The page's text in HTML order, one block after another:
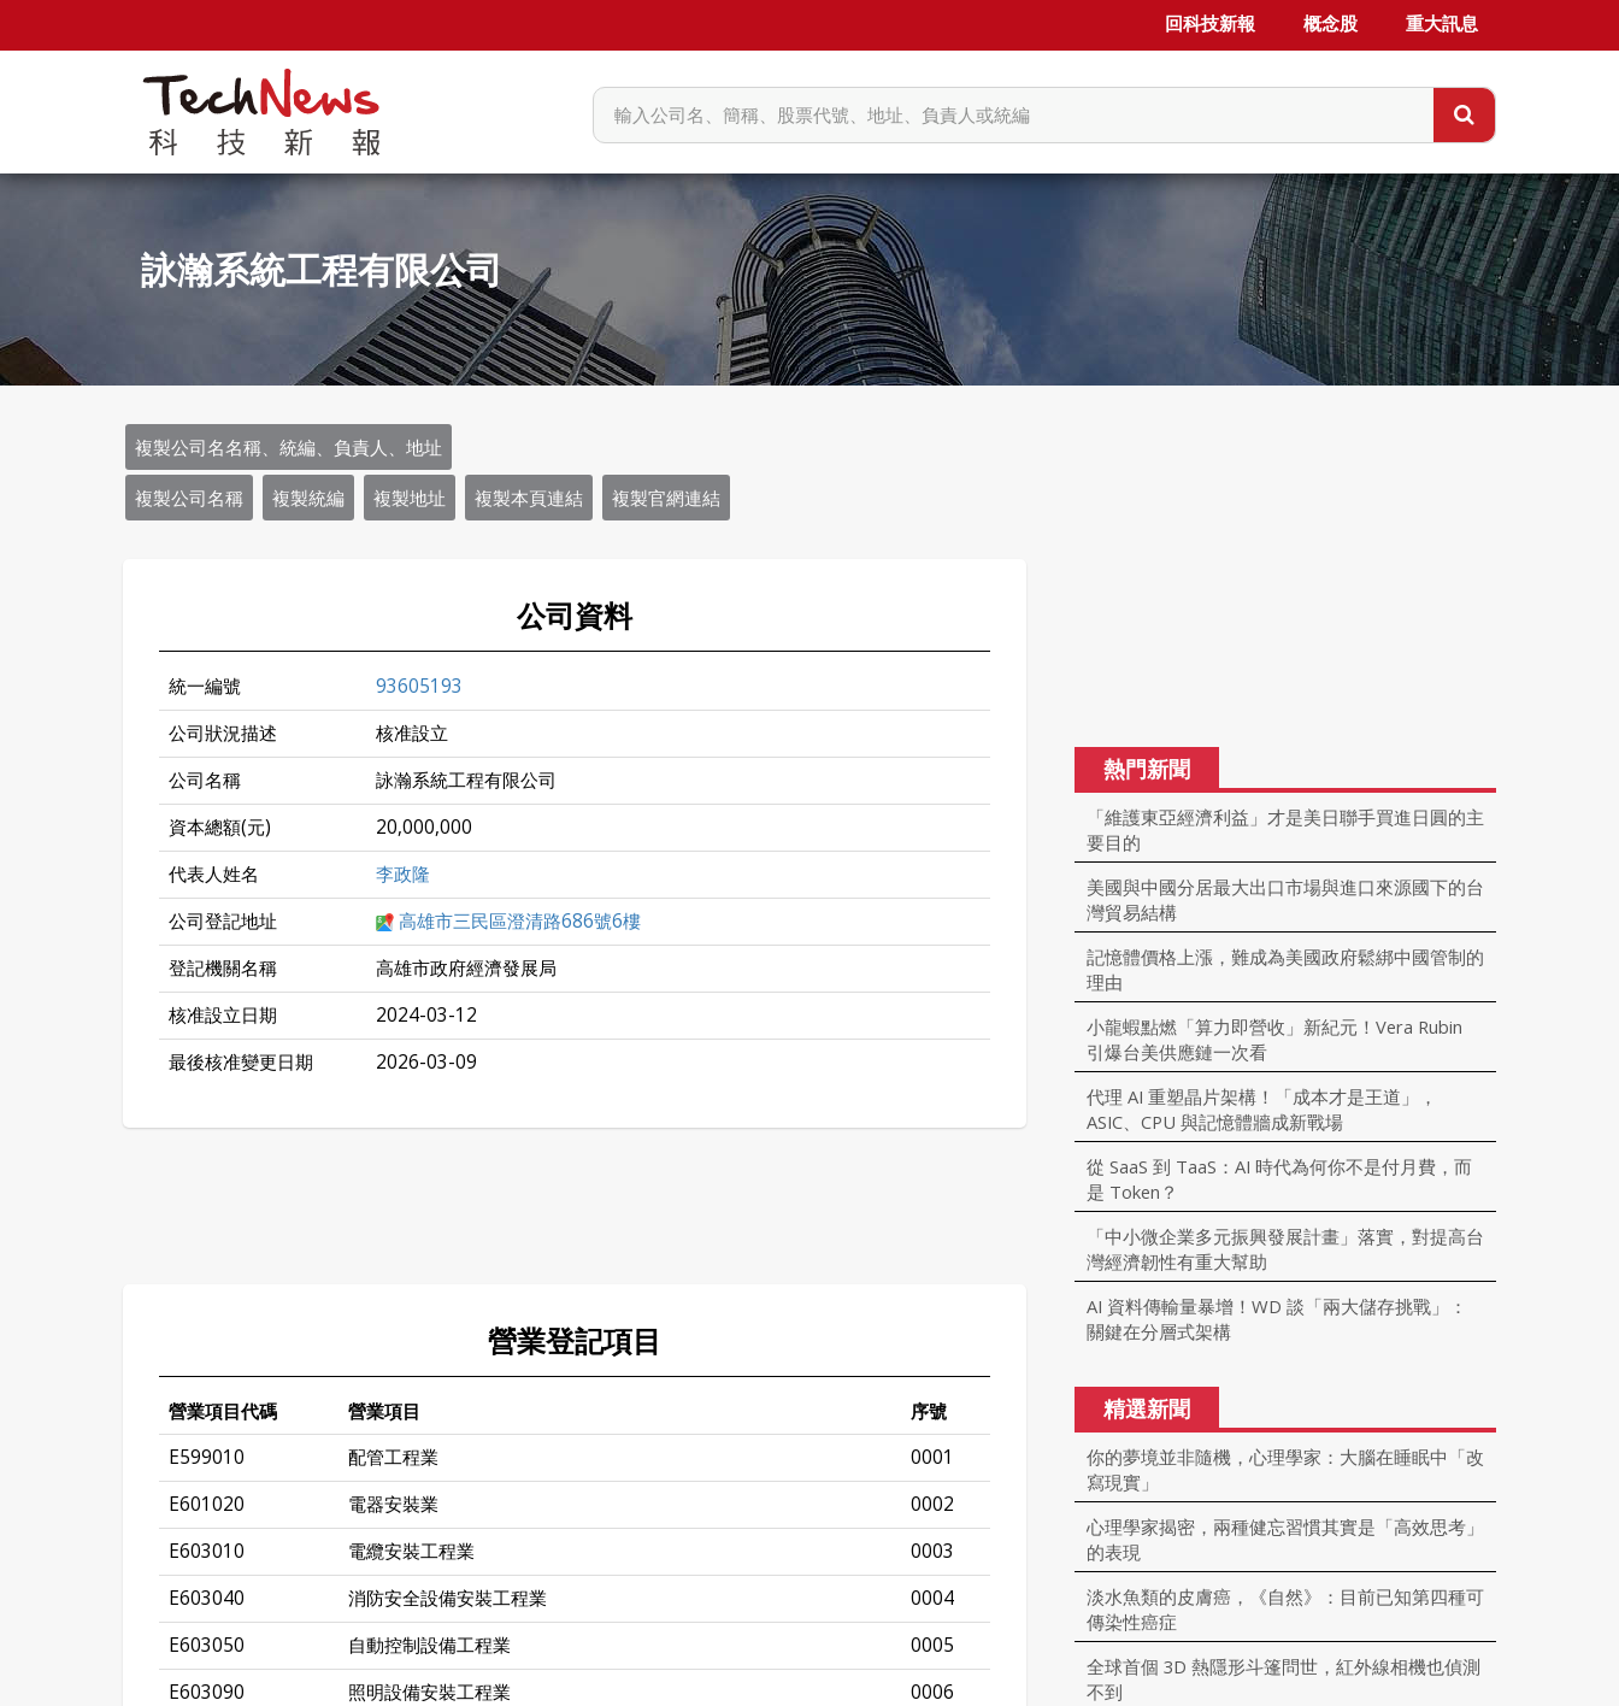
回科技新報 概念股 重大訊息
詠瀚系統工程有限公司
複製公司名名稱、統編、負責人、地址
複製公司名稱 複製統編 複製地址 複製本頁連結 複製官網連結
公司資料
統一編號
93605193
公司狀況描述
核准設立
公司名稱
詠瀚系統工程有限公司
資本總額(元)
20,000,000
代表人姓名
李政隆
公司登記地址
高雄市三民區澄清路686號6樓
登記機關名稱
高雄市政府經濟發展局
核准設立日期
2024-03-12
最後核准變更日期
2026-03-09
營業登記項目
營業項目代碼 營業項目 序號
E599010 配管工程業
0001
E601020
電器安裝業
0002
E603010
電纜安裝工程業
0003
E603040
消防安全設備安裝工程業
0004
E603050
自動控制設備工程業
0005
E603090
照明設備安裝工程業
0006
熱門新聞
「維護東亞經濟利益」才是美日聯手買進日圓的主
要目的
美國與中國分居最大出口市場與進口來源國下的台
灣貿易結構
記憶體價格上漲，難成為美國政府鬆綁中國管制的
理由
小龍蝦點燃「算力即營收」新紀元！Vera Rubin
引爆台美供應鏈一次看
代理 AI 重塑晶片架構！「成本才是王道」，
ASIC、CPU 與記憶體牆成新戰場
從 SaaS 到 TaaS：AI 時代為何你不是付月費，而
是 Token？
「中小微企業多元振興發展計畫」落實，對提高台
灣經濟韌性有重大幫助
AI 資料傳輸量暴增！WD 談「兩大儲存挑戰」：
關鍵在分層式架構
精選新聞
你的夢境並非隨機，心理學家：大腦在睡眠中「改
寫現實」
心理學家揭密，兩種健忘習慣其實是「高效思考」
的表現
淡水魚類的皮膚癌，《自然》：目前已知第四種可
傳染性癌症
全球首個 3D 熱隱形斗篷問世，紅外線相機也偵測
不到